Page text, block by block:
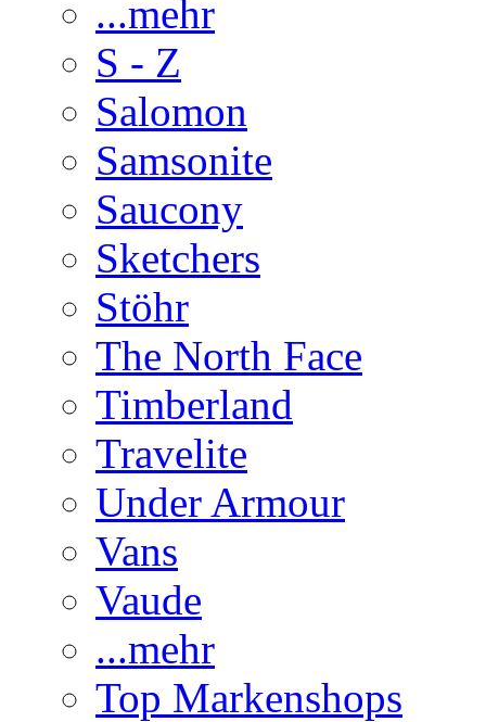
...mehr
S - Z
Salomon
Samsonite
Saucony
Sketchers
Stöhr
The North Face
Timberland
Travelite
Under Armour
Vans
Vaude
...mehr
Top Markenshops